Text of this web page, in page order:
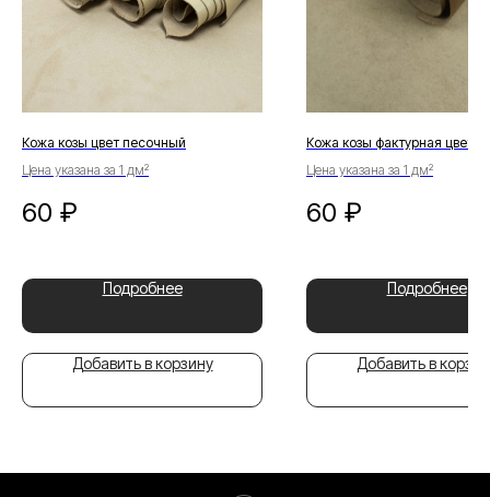
Кожа козы цвет песочный
Цена указана за 1 дм²
60 ₽
Подробнее
Добавить в корзину
Кожа козы фактурная цвет
Цена указана за 1 дм²
60 ₽
Подробнее
Добавить в